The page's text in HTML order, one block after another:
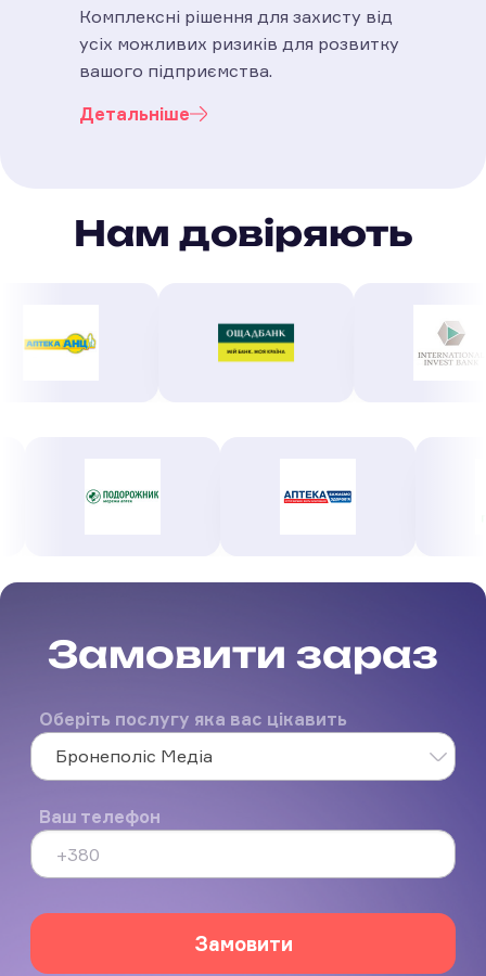
Комплексні рішення для захисту від
усіх можливих ризиків для розвитку
вашого підприємства.
Детальніше
Нам довіряють
Замовити зараз
Оберіть послугу яка вас цікавить
Бронеполіс Медіа
Ваш телефон
Замовити